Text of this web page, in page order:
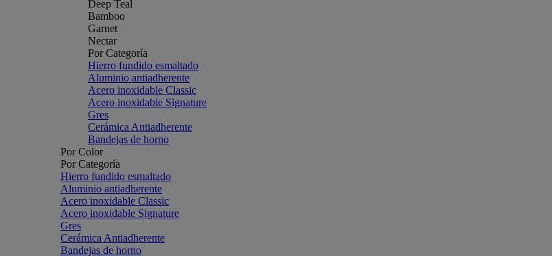
Deep Teal
Bamboo
Garnet
Nectar
Por Categoría
Hierro fundido esmaltado
Aluminio antiadherente
Acero inoxidable Classic
Acero inoxidable Signature
Gres
Cerámica Antiadherente
Bandejas de horno
Por Color
Por Categoría
Hierro fundido esmaltado
Aluminio antiadherente
Acero inoxidable Classic
Acero inoxidable Signature
Gres
Cerámica Antiadherente
Bandejas de horno